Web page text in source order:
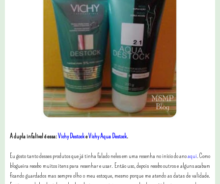
A dupla infalível é essa:Vichy DestockeVichy Aqua Destock.
Eu gosto tanto desses produtos que já tinha falado neles em uma resenha no início do anoaqui. Como
blogueira recebo muitos itens para resenhar e usar. Então uso, depois recebo outros e alguns acabam
ficando guardados mas sempre olho o meu estoque, mesmo porque me atendo as datas de validade.